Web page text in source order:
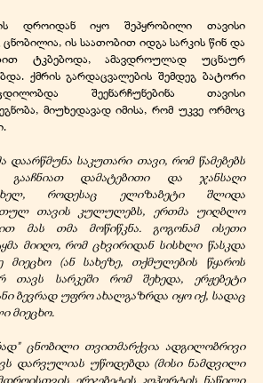
დროიდან იყო შეპყრობილი თავისი
ის საათობით იდგა სარკის წინ და
ტკბებოდა, ამავდროულად უცნაურ
ქმრის გარდაცვალების შემდეგ ბატორი
შეენარჩუნებინა თავისი
მიუხედავად იმისა, რომ უკვე ორმოც
დაარწმუნა საკუთარი თავი, რომ წამებებს
გააჩნიათ დამატებითი და ჯანსაღი
როდესაც ელიზაბეტი შლიდა
თავის კულულებს, ერთმა უიღბლო
მას თმა მოწიწკნა. გოგონამ ისეთი
მიიღო, რომ ცხვირიდან სისხლი წასკდა
მიეცხო (ან სახეზე, თქმულების წყაროს
თავს სარკეში რომ შეხედა, ერჟებეტი
ბევრად უფრო ახალგაზრდა იყო იქ, სადაც
მიეცხო.
ცნობილი თვითმარქვია ადგილობრივი
დარვულიას უწოდებდა (მისი ნამდვილი
ერჯებეტის კოჰორტის ნაწილი